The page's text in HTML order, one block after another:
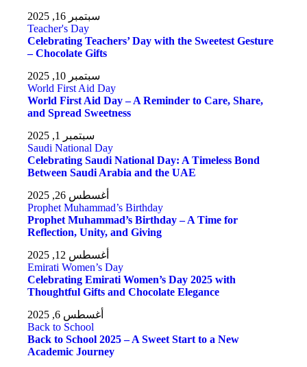
سبتمبر 16, 2025
Teacher's Day
Celebrating Teachers’ Day with the Sweetest Gesture
– Chocolate Gifts
سبتمبر 10, 2025
World First Aid Day
World First Aid Day – A Reminder to Care, Share,
and Spread Sweetness
سبتمبر 1, 2025
Saudi National Day
Celebrating Saudi National Day: A Timeless Bond
Between Saudi Arabia and the UAE
أغسطس 26, 2025
Prophet Muhammad’s Birthday
Prophet Muhammad’s Birthday – A Time for
Reflection, Unity, and Giving
أغسطس 12, 2025
Emirati Women’s Day
Celebrating Emirati Women’s Day 2025 with
Thoughtful Gifts and Chocolate Elegance
أغسطس 6, 2025
Back to School
Back to School 2025 – A Sweet Start to a New
Academic Journey